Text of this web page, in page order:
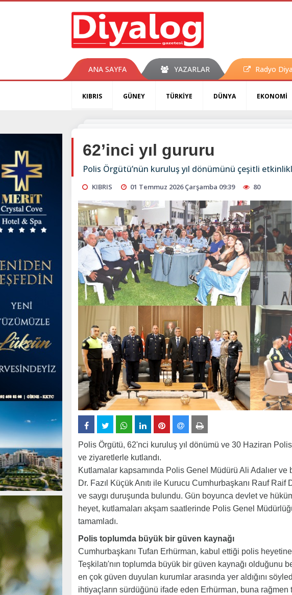
ANA SAYFA YAZARLAR Radyo
KIBRIS GÜNEY TÜRKİYE DÜNYA EKONOMİ
62’inci yıl gururu
Polis Örgütü’nün kuruluş yıl dönümünü çeşitli
KIBRIS 01 Temmuz 2026 Çarşamba 09:39 80
Polis Örgütü, 62'nci kuruluş yıl dönümü ve 30 Haziran
ve ziyaretlerle kutlandı.
Kutlamalar kapsamında Polis Genel Müdürü Ali Adalıer ve
Dr. Fazıl Küçük Anıtı ile Kurucu Cumhurbaşkanı Rauf
ve saygı duruşunda bulundu. Gün boyunca devlet ve
heyet, kutlamaları akşam saatlerinde Polis Genel
tamamladı.
Polis toplumda büyük bir güven kaynağı
Cumhurbaşkanı Tufan Erhürman, kabul ettiği polis
Teşkilatı'nın toplumda büyük bir güven kaynağı olduğunu
en çok güven duyulan kurumlar arasında yer aldığını
ihtiyaçların sürdüğünü ifade eden Erhürman, buna